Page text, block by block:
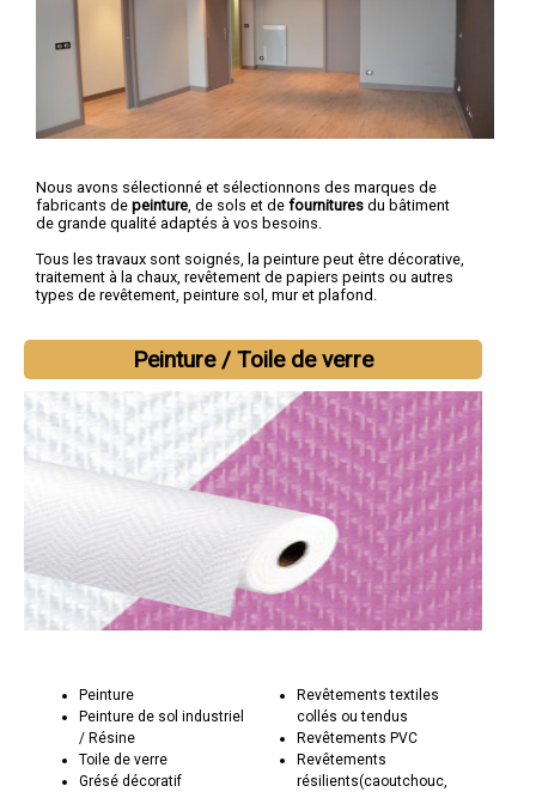
Nous avons sélectionné et sélectionnons des marques de
fabricants de peinture, de sols et de fournitures du bâtiment
de grande qualité adaptés à vos besoins.
Tous les travaux sont soignés, la peinture peut être décorative,
traitement à la chaux, revêtement de papiers peints ou autres
types de revêtement, peinture sol, mur et plafond.
Peinture / Toile de verre
Peinture
Peinture de sol industriel
/ Résine
Toile de verre
Grésé décoratif
Revêtements textiles
collés ou tendus
Revêtements PVC
Revêtements
résilients(caoutchouc,